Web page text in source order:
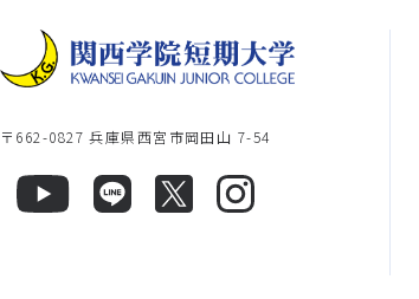
〒662-0827 兵庫県西宮市岡田山 7-54